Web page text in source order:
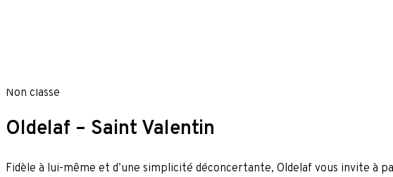
Non classé
Oldelaf – Saint Valentin
Fidèle à lui-même et d’une simplicité déconcertante, Oldelaf vous invite à